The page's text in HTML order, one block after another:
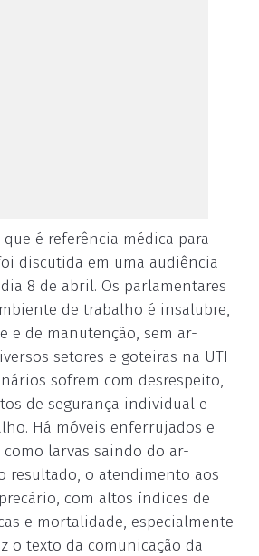
é referência médica para
discutida em uma audiência
8 de abril. Os parlamentares
de trabalho é insalubre,
e de manutenção, sem ar-
setores e goteiras na UTI
sofrem com desrespeito,
de segurança individual e
Há móveis enferrujados e
como larvas saindo do ar-
resultado, o atendimento aos
com altos índices de
e mortalidade, especialmente
o texto da comunicação da